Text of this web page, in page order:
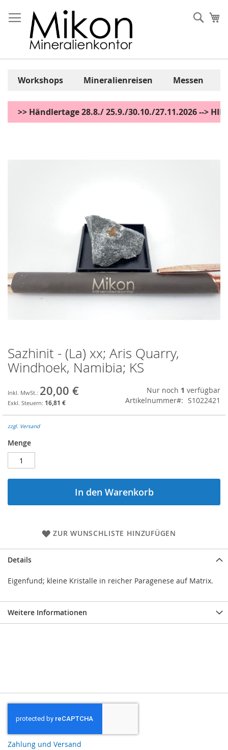
Inhalt
springen
Workshops Mineralienreisen Messen
>> Händlertage 28.8./ 25.9./30.10./27.11.2026 -->
Zum
Anfang
der
springen
Sazhinit - (La) xx; Aris Quarry,
Windhoek, Namibia; KS
20,00 €
16,81 €
Nur noch 1 verfügbar
Artikelnummer
S1022421
zzgl. Versand
Menge
In den Warenkorb
ZUR WUNSCHLISTE HINZUFÜGEN
Details
Eigenfund; kleine Kristalle in reicher Paragenese auf Matrix.
Weitere Informationen
Zahlung und Versand